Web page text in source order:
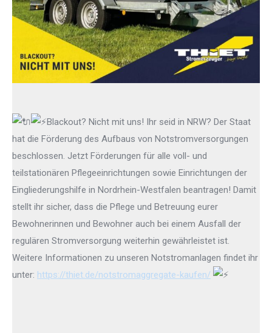
Blackout? Nicht mit uns! Ihr seid in NRW? Der Staat
hat die Förderung des Aufbaus von Notstromversorgungen
beschlossen. Jetzt Förderungen für alle voll- und
teilstationären Pflegeeinrichtungen sowie Einrichtungen der
Eingliederungshilfe in Nordrhein-Westfalen beantragen! Damit
stellt ihr sicher, dass die Pflege und Betreuung eurer
Bewohnerinnen und Bewohner auch bei einem Ausfall der
regulären Stromversorgung weiterhin gewährleistet ist.
Weitere Informationen zu unseren Notstromanlagen findet ihr
unter: https://thiet.de/notstromaggregate-kaufen/